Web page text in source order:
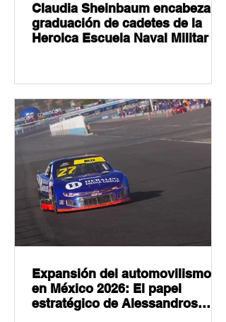
Claudia Sheinbaum encabeza
graduación de cadetes de la
Heroica Escuela Naval Militar en
Expansión del automovilismo
en México 2026: El papel
estratégico de Alessandros